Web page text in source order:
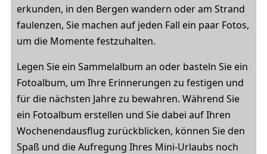
erkunden, in den Bergen wandern oder am Strand
faulenzen, Sie machen auf jeden Fall ein paar Fotos,
um die Momente festzuhalten.
Legen Sie ein Sammelalbum an oder basteln Sie ein
Fotoalbum, um Ihre Erinnerungen zu festigen und
für die nächsten Jahre zu bewahren. Während Sie
ein Fotoalbum erstellen und Sie dabei auf Ihren
Wochenendausflug zurückblicken, können Sie den
Spaß und die Aufregung Ihres Mini-Urlaubs noch